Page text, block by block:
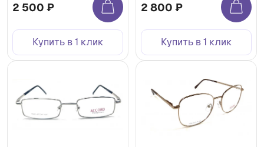
2 500 ₽
Купить в 1 клик
2 800 ₽
Купить в 1 клик